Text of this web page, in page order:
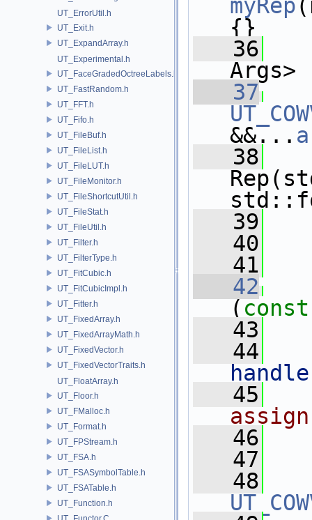
UT_ErrorUtil.h
UT_Exit.h
UT_ExpandArray.h
UT_Experimental.h
UT_FaceGradedOctreeLabels.h
UT_FastRandom.h
UT_FFT.h
UT_Fifo.h
UT_FileBuf.h
UT_FileList.h
UT_FileLUT.h
UT_FileMonitor.h
UT_FileShortcutUtil.h
UT_FileStat.h
UT_FileUtil.h
UT_Filter.h
UT_FilterType.h
UT_FitCubic.h
UT_FitCubicImpl.h
UT_Fitter.h
UT_FixedArray.h
UT_FixedArrayMath.h
UT_FixedVector.h
UT_FixedVectorTraits.h
UT_FloatArray.h
UT_Floor.h
UT_FMalloc.h
UT_Format.h
UT_FPStream.h
UT_FSA.h
UT_FSASymbolTable.h
UT_FSATable.h
UT_Function.h
myRep
{}
   36
Args>
   37
&&...
   38
   39
   40
   41
   42
( const
   43
   44
   45
   46
   47
   48